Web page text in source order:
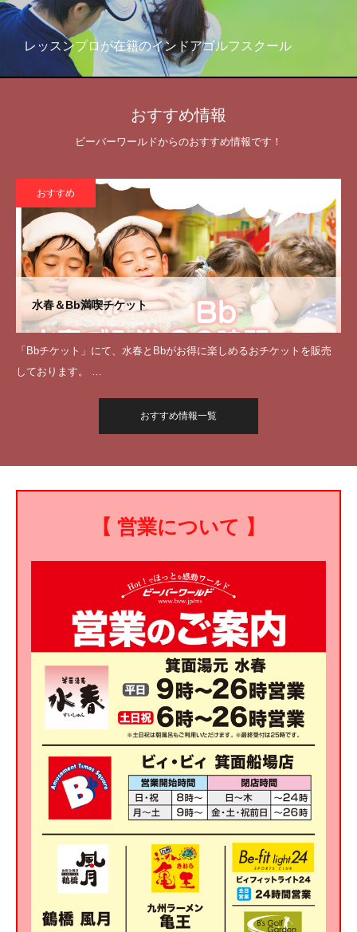
レッスンプロが在籍のインドアゴルフスクール
おすすめ情報
ビーバーワールドからのおすすめ情報です！
おすすめ
水春＆Bb満喫チケット
「Bbチケット」にて、水春とBbがお得に楽しめるおチケットを販売
しております。 …
おすすめ情報一覧
【 営業について 】